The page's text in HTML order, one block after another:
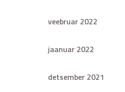
veebruar 2022
jaanuar 2022
detsember 2021